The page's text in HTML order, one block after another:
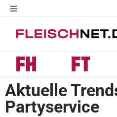
Aktuelle
Partyservice